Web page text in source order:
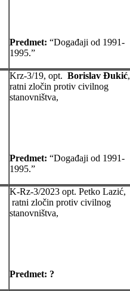
Predmet: “Događaji od 1991-
1995.”
Krz-3/19, opt. Borislav Đukić,
ratni zločin protiv civilnog
stanovništva,
Predmet: “Događaji od 1991-
1995.”
K-Rz-3/2023 opt. Petko Lazić,
ratni zločin protiv civilnog
stanovništva,
Predmet: ?